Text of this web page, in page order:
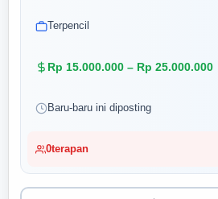
Terpencil
Rp 15.000.000 – Rp 25.000.000
Baru-baru ini diposting
0terapan